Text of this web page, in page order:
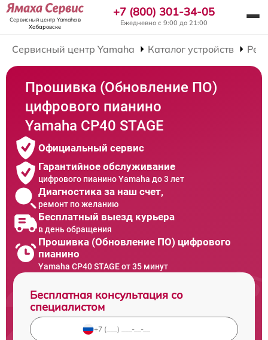
Сервисный центр Yamahaв
Хабаровске
+7 (800) 301-34-05
Ежедневно с 9:00 до 21:00
Сервисный центр Yamaha Каталог устройств
Прошивка (Обновление ПО)
цифрового пианино
Yamaha CP40 STAGE
Официальный сервис
Гарантийное обслуживание
цифрового пианино Yamaha до 3 лет
Диагностика за наш счет,
ремонт по желанию
Бесплатный выезд курьера
в день обращения
Прошивка (Обновление ПО) цифрового
пианино
Yamaha CP40 STAGE от 35 минут
Бесплатная консультация со
специалистом